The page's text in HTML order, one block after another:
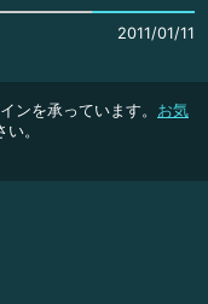
2011/01/11
ンを承っています。 お気
。